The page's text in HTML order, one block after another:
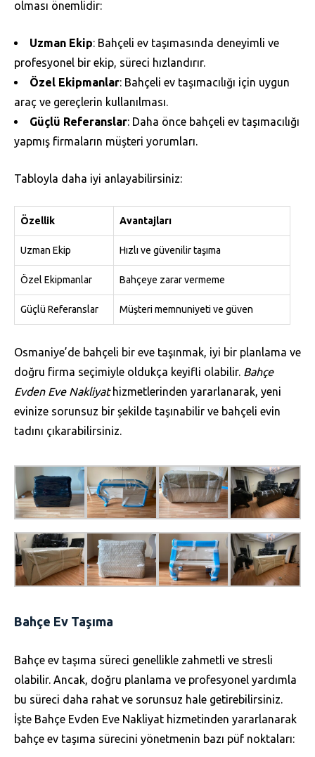
olması önemlidir:
Uzman Ekip: Bahçeli ev taşımasında deneyimli ve
profesyonel bir ekip, süreci hızlandırır.
Özel Ekipmanlar: Bahçeli ev taşımacılığı için uygun
araç ve gereçlerin kullanılması.
Güçlü Referanslar: Daha önce bahçeli ev taşımacılığı
yapmış firmaların müşteri yorumları.
Tabloyla daha iyi anlayabilirsiniz:
Özellik Avantajları
Uzman Ekip Hızlı ve güvenilir taşıma
Özel Ekipmanlar Bahçeye zarar vermeme
Güçlü Referanslar Müşteri memnuniyeti ve güven
Osmaniye’de bahçeli bir eve taşınmak, iyi bir planlama ve
doğru firma seçimiyle oldukça keyifli olabilir. Bahçe
Evden Eve Nakliyathizmetlerinden yararlanarak, yeni
evinize sorunsuz bir şekilde taşınabilir ve bahçeli evin
tadını çıkarabilirsiniz.
Bahçe Ev Taşıma
Bahçe ev taşıma süreci genellikle zahmetli ve stresli
olabilir. Ancak, doğru planlama ve profesyonel yardımla
bu süreci daha rahat ve sorunsuz hale getirebilirsiniz.
İşte Bahçe Evden Eve Nakliyat hizmetinden yararlanarak
bahçe ev taşıma sürecini yönetmenin bazı püf noktaları: